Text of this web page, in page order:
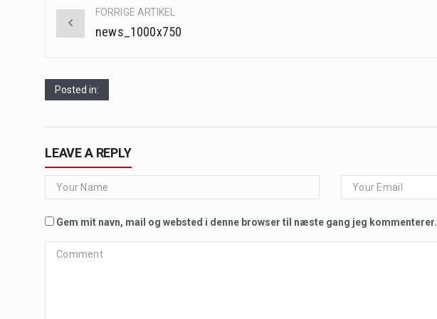
Post
navigation
FORRIGE ARTIKEL
news_1000x750
Posted in:
LEAVE A REPLY
Gem mit navn, mail og websted i denne browser til næste gang jeg kommenterer.